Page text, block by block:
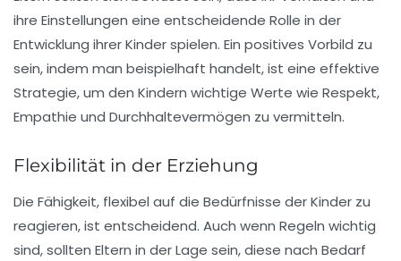
ihre Einstellungen eine entscheidende Rolle in der
Entwicklung ihrer Kinder spielen. Ein positives Vorbild zu
sein, indem man beispielhaft handelt, ist eine effektive
Strategie, um den Kindern wichtige Werte wie Respekt,
Empathie und Durchhaltevermögen zu vermitteln.
Flexibilität in der Erziehung
Die Fähigkeit, flexibel auf die Bedürfnisse der Kinder zu
reagieren, ist entscheidend. Auch wenn Regeln wichtig
sind, sollten Eltern in der Lage sein, diese nach Bedarf